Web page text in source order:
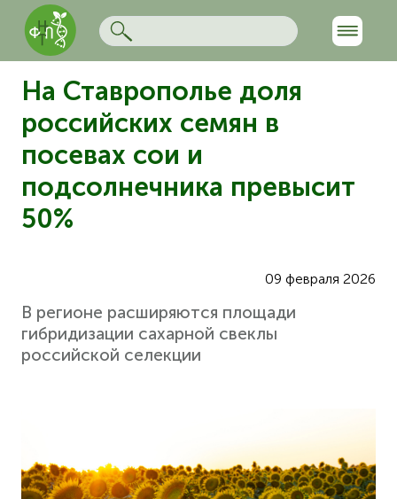
На Ставрополье доля
российских семян в
посевах сои и
подсолнечника превысит
50%
09 февраля 2026
В регионе расширяются площади
гибридизации сахарной свеклы
российской селекции